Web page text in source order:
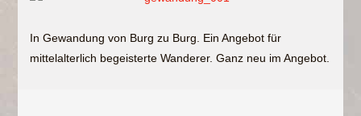
In Gewandung von Burg zu Burg. Ein Angebot für
mittelalterlich begeisterte Wanderer. Ganz neu im Angebot.